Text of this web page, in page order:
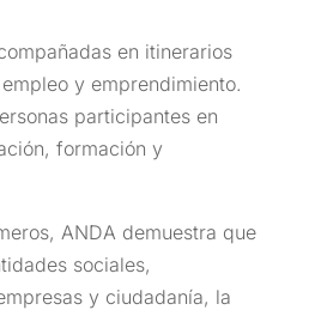
en itinerarios
y emprendimiento.
participantes en
formación y
ANDA demuestra que
sociales,
y ciudadanía, la